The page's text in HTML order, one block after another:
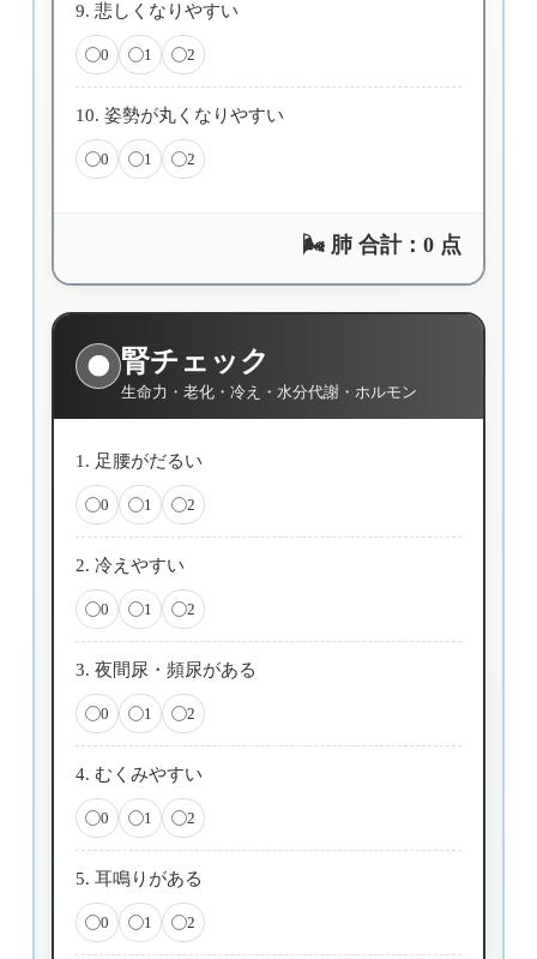
9. 悲しくなりやすい
0 1 2
10. 姿勢が丸くなりやすい
0 1 2
🌬️ 肺 合計： 0点
🌑 腎チェック
生命力・老化・冷え・水分代謝・ホルモン
1. 足腰がだるい
0 1 2
2. 冷えやすい
0 1 2
3. 夜間尿・頻尿がある
0 1 2
4. むくみやすい
0 1 2
5. 耳鳴りがある
0 1 2